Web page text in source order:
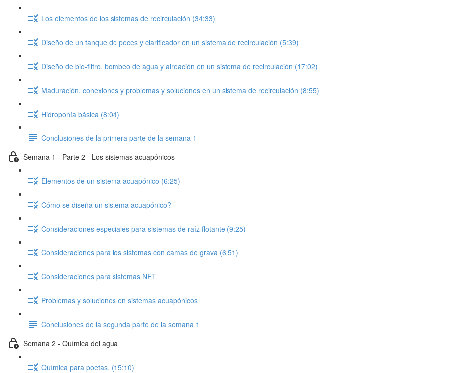
Los elementos de los sistemas de recirculación (34:33)
Diseño de un tanque de peces y clarificador en un sistema de recirculación (5:39)
Diseño de bio-filtro, bombeo de agua y aireación en un sistema de recirculación (17:02)
Maduración, conexiones y problemas y soluciones en un sistema de recirculación (8:55)
Hidroponía básica (8:04)
Conclusiones de la primera parte de la semana 1
Semana 1 - Parte 2 - Los sistemas acuapónicos
Elementos de un sistema acuapónico (6:25)
Cómo se diseña un sistema acuapónico?
Consideraciones especiales para sistemas de raíz flotante (9:25)
Consideraciones para los sistemas con camas de grava (6:51)
Consideraciones para sistemas NFT
Problemas y soluciones en sistemas acuapónicos
Conclusiones de la segunda parte de la semana 1
Semana 2 - Química del agua
Química para poetas. (15:10)